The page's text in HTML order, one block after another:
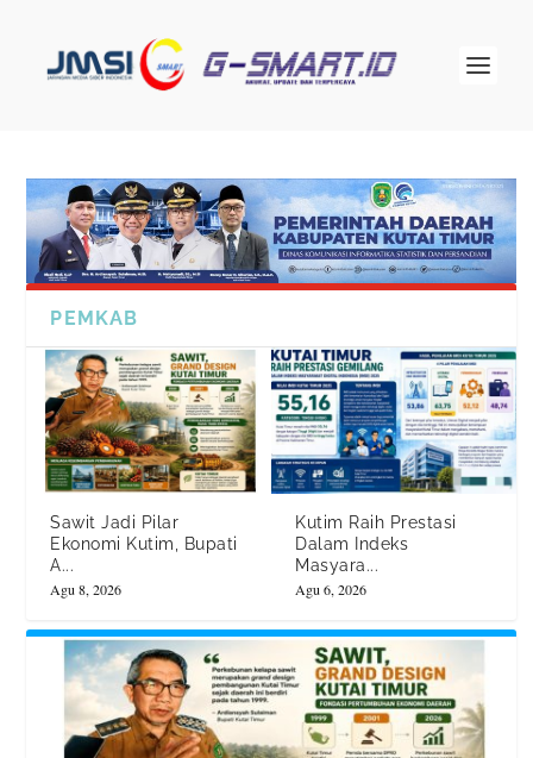
PEMKAB
Sawit Jadi Pilar
Ekonomi Kutim, Bupati
A...
Agu 8, 2026
Kutim Raih Prestasi
Dalam Indeks
Masyara...
Agu 6, 2026